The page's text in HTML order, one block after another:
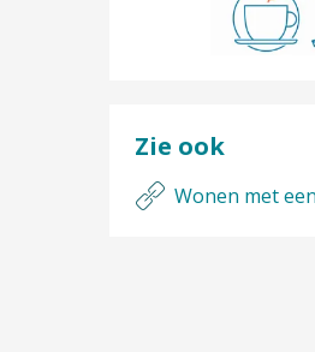
Zie ook
Wonen met